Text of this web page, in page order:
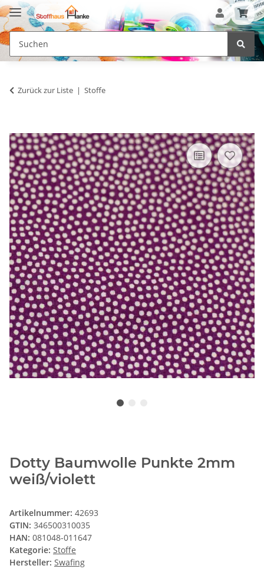
Zurück zur Liste Stoffe
Dotty Baumwolle Punkte 2mm
weiß/violett
Artikelnummer: 42693
GTIN: 346500310035
HAN: 081048-011647
Kategorie: Stoffe
Hersteller: Swafing